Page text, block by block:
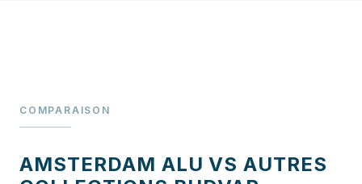
COMPARAISON
AMSTERDAM ALU VS AUTRES